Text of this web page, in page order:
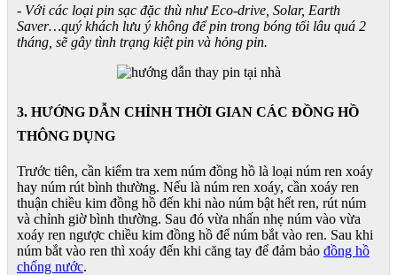
- Với các loại pin sạc đặc thù như Eco-drive, Solar, Earth
Saver…quý khách lưu ý không để pin trong bóng tối lâu quá 2
tháng, sẽ gây tình trạng kiệt pin và hỏng pin.
3. HƯỚNG DẪN CHỈNH THỜI GIAN CÁC ĐỒNG HỒ
THÔNG DỤNG
Trước tiên, cần kiểm tra xem núm đồng hồ là loại núm ren xoáy
hay núm rút bình thường. Nếu là núm ren xoáy, cần xoáy ren
thuận chiều kim đồng hồ đến khi nào núm bật hết ren, rút núm
và chỉnh giờ bình thường. Sau đó vừa nhấn nhẹ núm vào vừa
xoáy ren ngược chiều kim đồng hồ để núm bắt vào ren. Sau khi
núm bắt vào ren thì xoáy đến khi căng tay để đảm bảo đồng hồ
chống nước.